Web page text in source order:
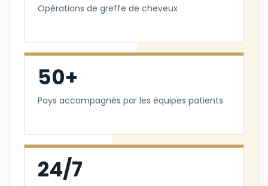
Opérations de greffe de cheveux
50+
Pays accompagnés par les équipes patients
24/7